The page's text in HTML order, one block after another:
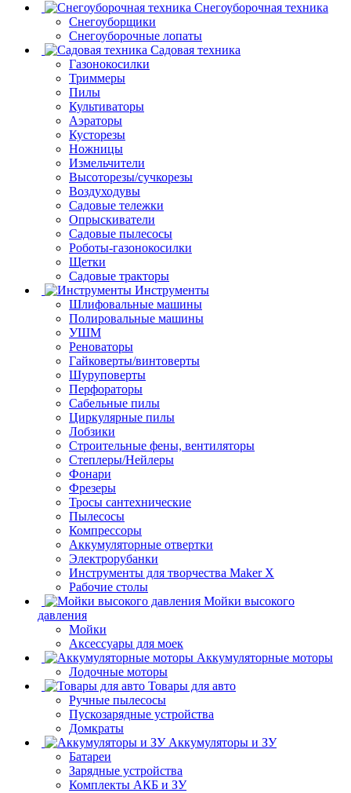
Снегоуборочная техника
Снегоуборщики
Снегоуборочные лопаты
Садовая техника
Газонокосилки
Триммеры
Пилы
Культиваторы
Аэраторы
Кусторезы
Ножницы
Измельчители
Высоторезы/сучкорезы
Воздуходувы
Садовые тележки
Опрыскиватели
Садовые пылесосы
Роботы-газонокосилки
Щетки
Садовые тракторы
Инструменты
Шлифовальные машины
Полировальные машины
УШМ
Реноваторы
Гайковерты/винтоверты
Шуруповерты
Перфораторы
Сабельные пилы
Циркулярные пилы
Лобзики
Строительные фены, вентиляторы
Степлеры/Нейлеры
Фонари
Фрезеры
Тросы сантехнические
Пылесосы
Компрессоры
Аккумуляторные отвертки
Электрорубанки
Инструменты для творчества Maker X
Рабочие столы
Мойки высокого
давления
Мойки
Аксессуары для моек
Аккумуляторные моторы
Лодочные моторы
Товары для авто
Ручные пылесосы
Пускозарядные устройства
Домкраты
Аккумуляторы и ЗУ
Батареи
Зарядные устройства
Комплекты АКБ и ЗУ